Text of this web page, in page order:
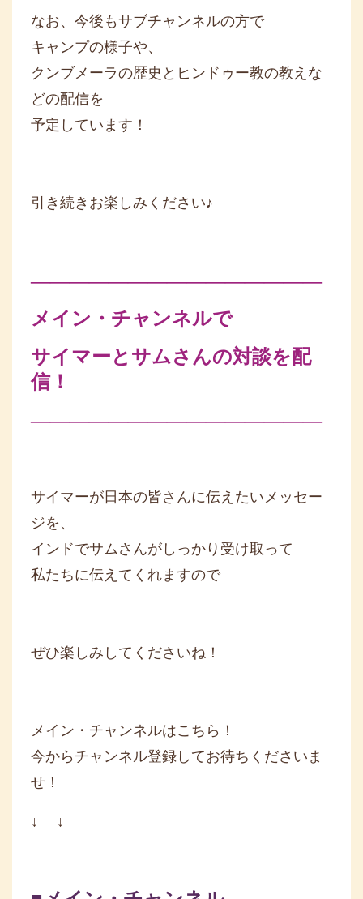
なお、今後もサブチャンネルの方で
キャンプの様子や、
クンブメーラの歴史とヒンドゥー教の教えな
どの配信を
予定しています！
引き続きお楽しみください♪
―――――――――――――――
メイン・チャンネルで
サイマーとサムさんの対談を配
信！
―――――――――――――――
サイマーが日本の皆さんに伝えたいメッセー
ジを、
インドでサムさんがしっかり受け取って
私たちに伝えてくれますので
ぜひ楽しみしてくださいね！
メイン・チャンネルはこちら！
今からチャンネル登録してお待ちくださいま
せ！
↓ ↓